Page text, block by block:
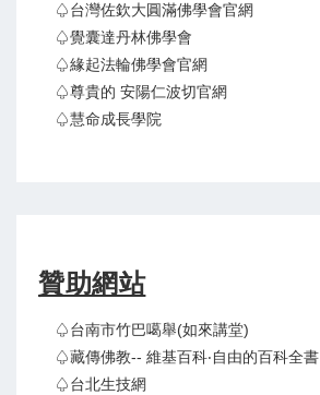
♤台灣佐欽大圓滿佛學會官網
♤覺囊達丹林佛學會
♤緣起法輪佛學會官網
♤尊貴的 安陽仁波切官網
♤慧命成長學院
贊助網站
♤台南市竹巴噶舉(如來講堂)
♤藏傳佛教-- 維基百科‧自由的百科全書
♤台北生技網